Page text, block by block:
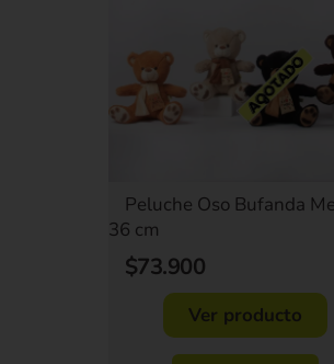
Peluche Oso Bufanda
36 cm
$73.900
Ver producto